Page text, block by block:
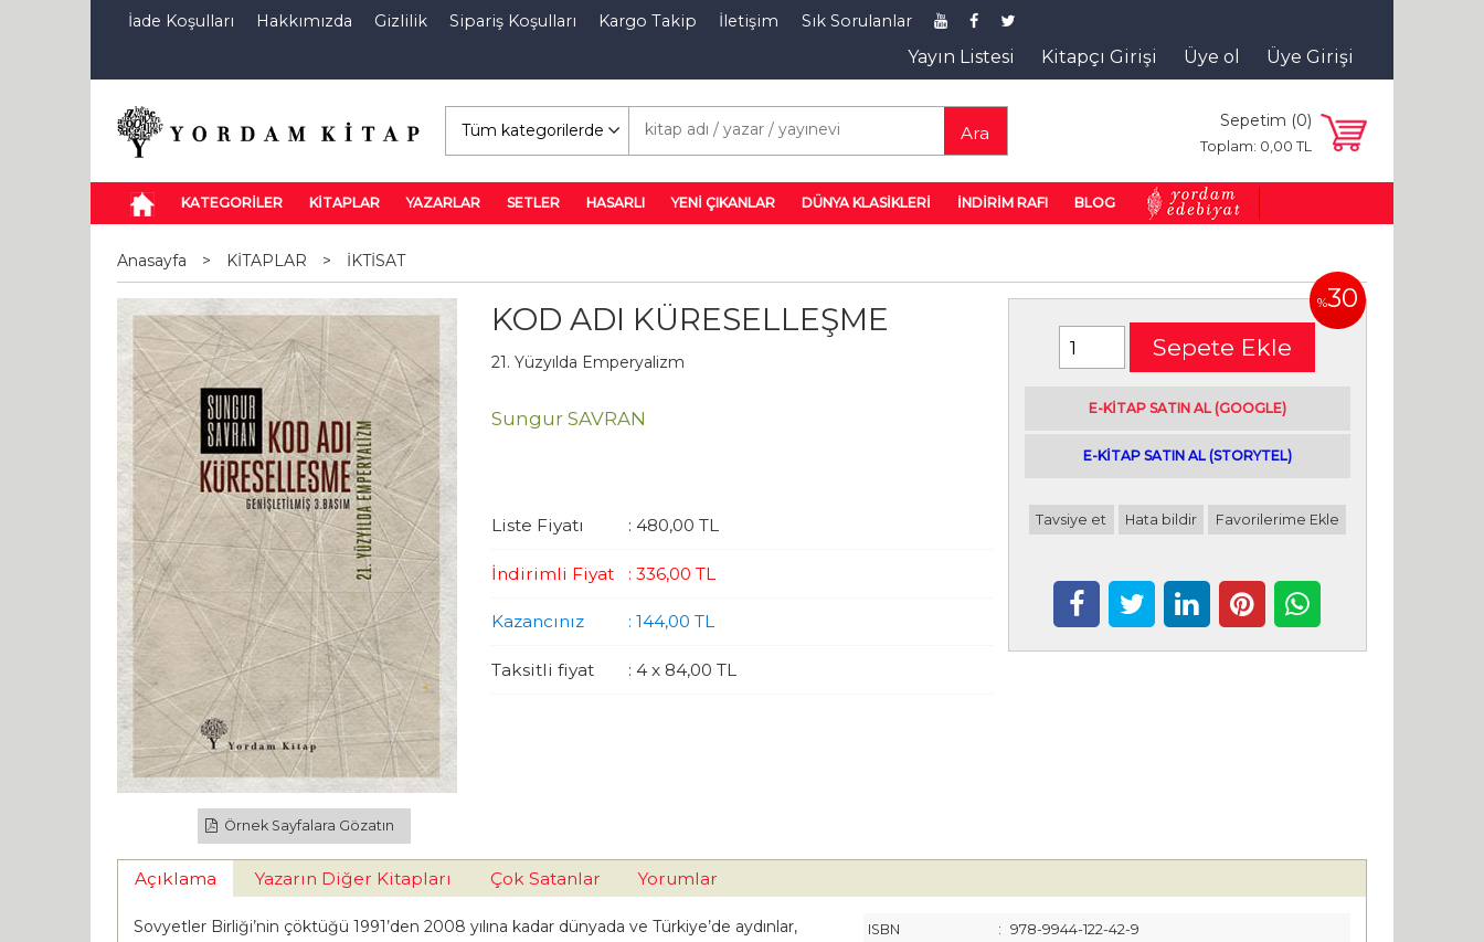
İade Koşulları Hakkımızda Gizlilik Sipariş Koşulları Kargo Takip İletişim Sık Sorulanlar
Yayın Listesi Kitapçı Girişi Üye ol Üye Girişi
Ara
Sepetim (0)
Toplam: 0,00 TL
KATEGORİLER KİTAPLAR YAZARLAR SETLER HASARLI YENİ ÇIKANLAR DÜNYA KLASİKLERİ İNDİRİM RAFI BLOG
Anasayfa > KİTAPLAR > İKTİSAT
Örnek Sayfalara Gözatın
KOD ADI KÜRESELLEŞME
21. Yüzyılda Emperyalizm
Sungur SAVRAN
Liste Fiyatı :480,00 TL
İndirimli Fiyat :336,00 TL
Kazancınız :144,00 TL
Taksitli fiyat :4 x 84,00 TL
%30
Sepete Ekle
E-KİTAP SATIN AL (GOOGLE)
E-KİTAP SATIN AL (STORYTEL)
Tavsiye et Hata bildir Favorilerime Ekle
Açıklama Yazarın Diğer Kitapları Çok Satanlar Yorumlar
Sovyetler Birliği’nin çöktüğü 1991’den 2008 yılına kadar dünyada ve Türkiye’de aydınlar,
ISBN : 978-9944-122-42-9